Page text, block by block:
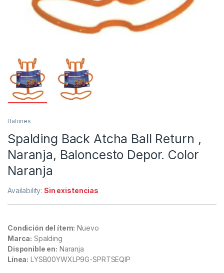
Balones
Spalding Back Atcha Ball Return ,
Naranja, Baloncesto Depor. Color
Naranja
Availability:Sin existencias
Condición del ítem: Nuevo
Marca: Spalding
Disponible en: Naranja
Línea: LYSB00YWXLP9G-SPRTSEQIP